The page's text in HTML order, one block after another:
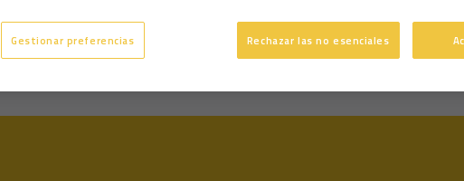
Edad 26 años
Gestionar preferencias Rechazar las no esenciales